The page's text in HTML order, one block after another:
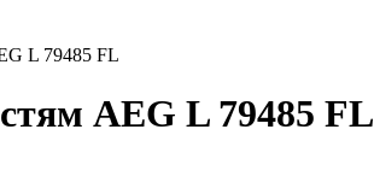
L 79485 FL
AEG L 79485 FL